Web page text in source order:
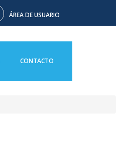
ÁREA DE USUARIO
CONTACTO